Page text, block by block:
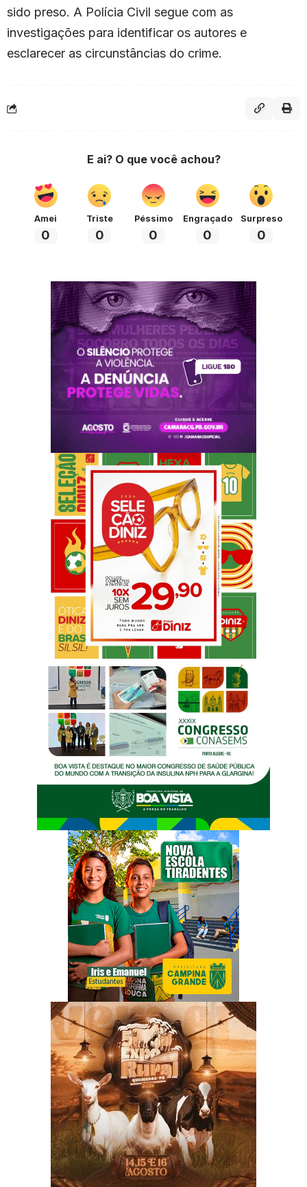
sido preso. A Polícia Civil segue com as
investigações para identificar os autores e
esclarecer as circunstâncias do crime.
E ai? O que você achou?
Amei
0
Triste
0
Péssimo
0
Engraçado
0
Surpreso
0